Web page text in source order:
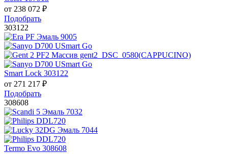
от 238 072 ₽
Подобрать
303122
Smart Lock 303122
от 271 217 ₽
Подобрать
308608
Termo Evo 308608